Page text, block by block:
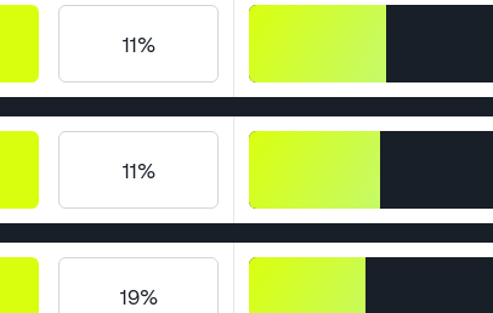
11%
11%
19%